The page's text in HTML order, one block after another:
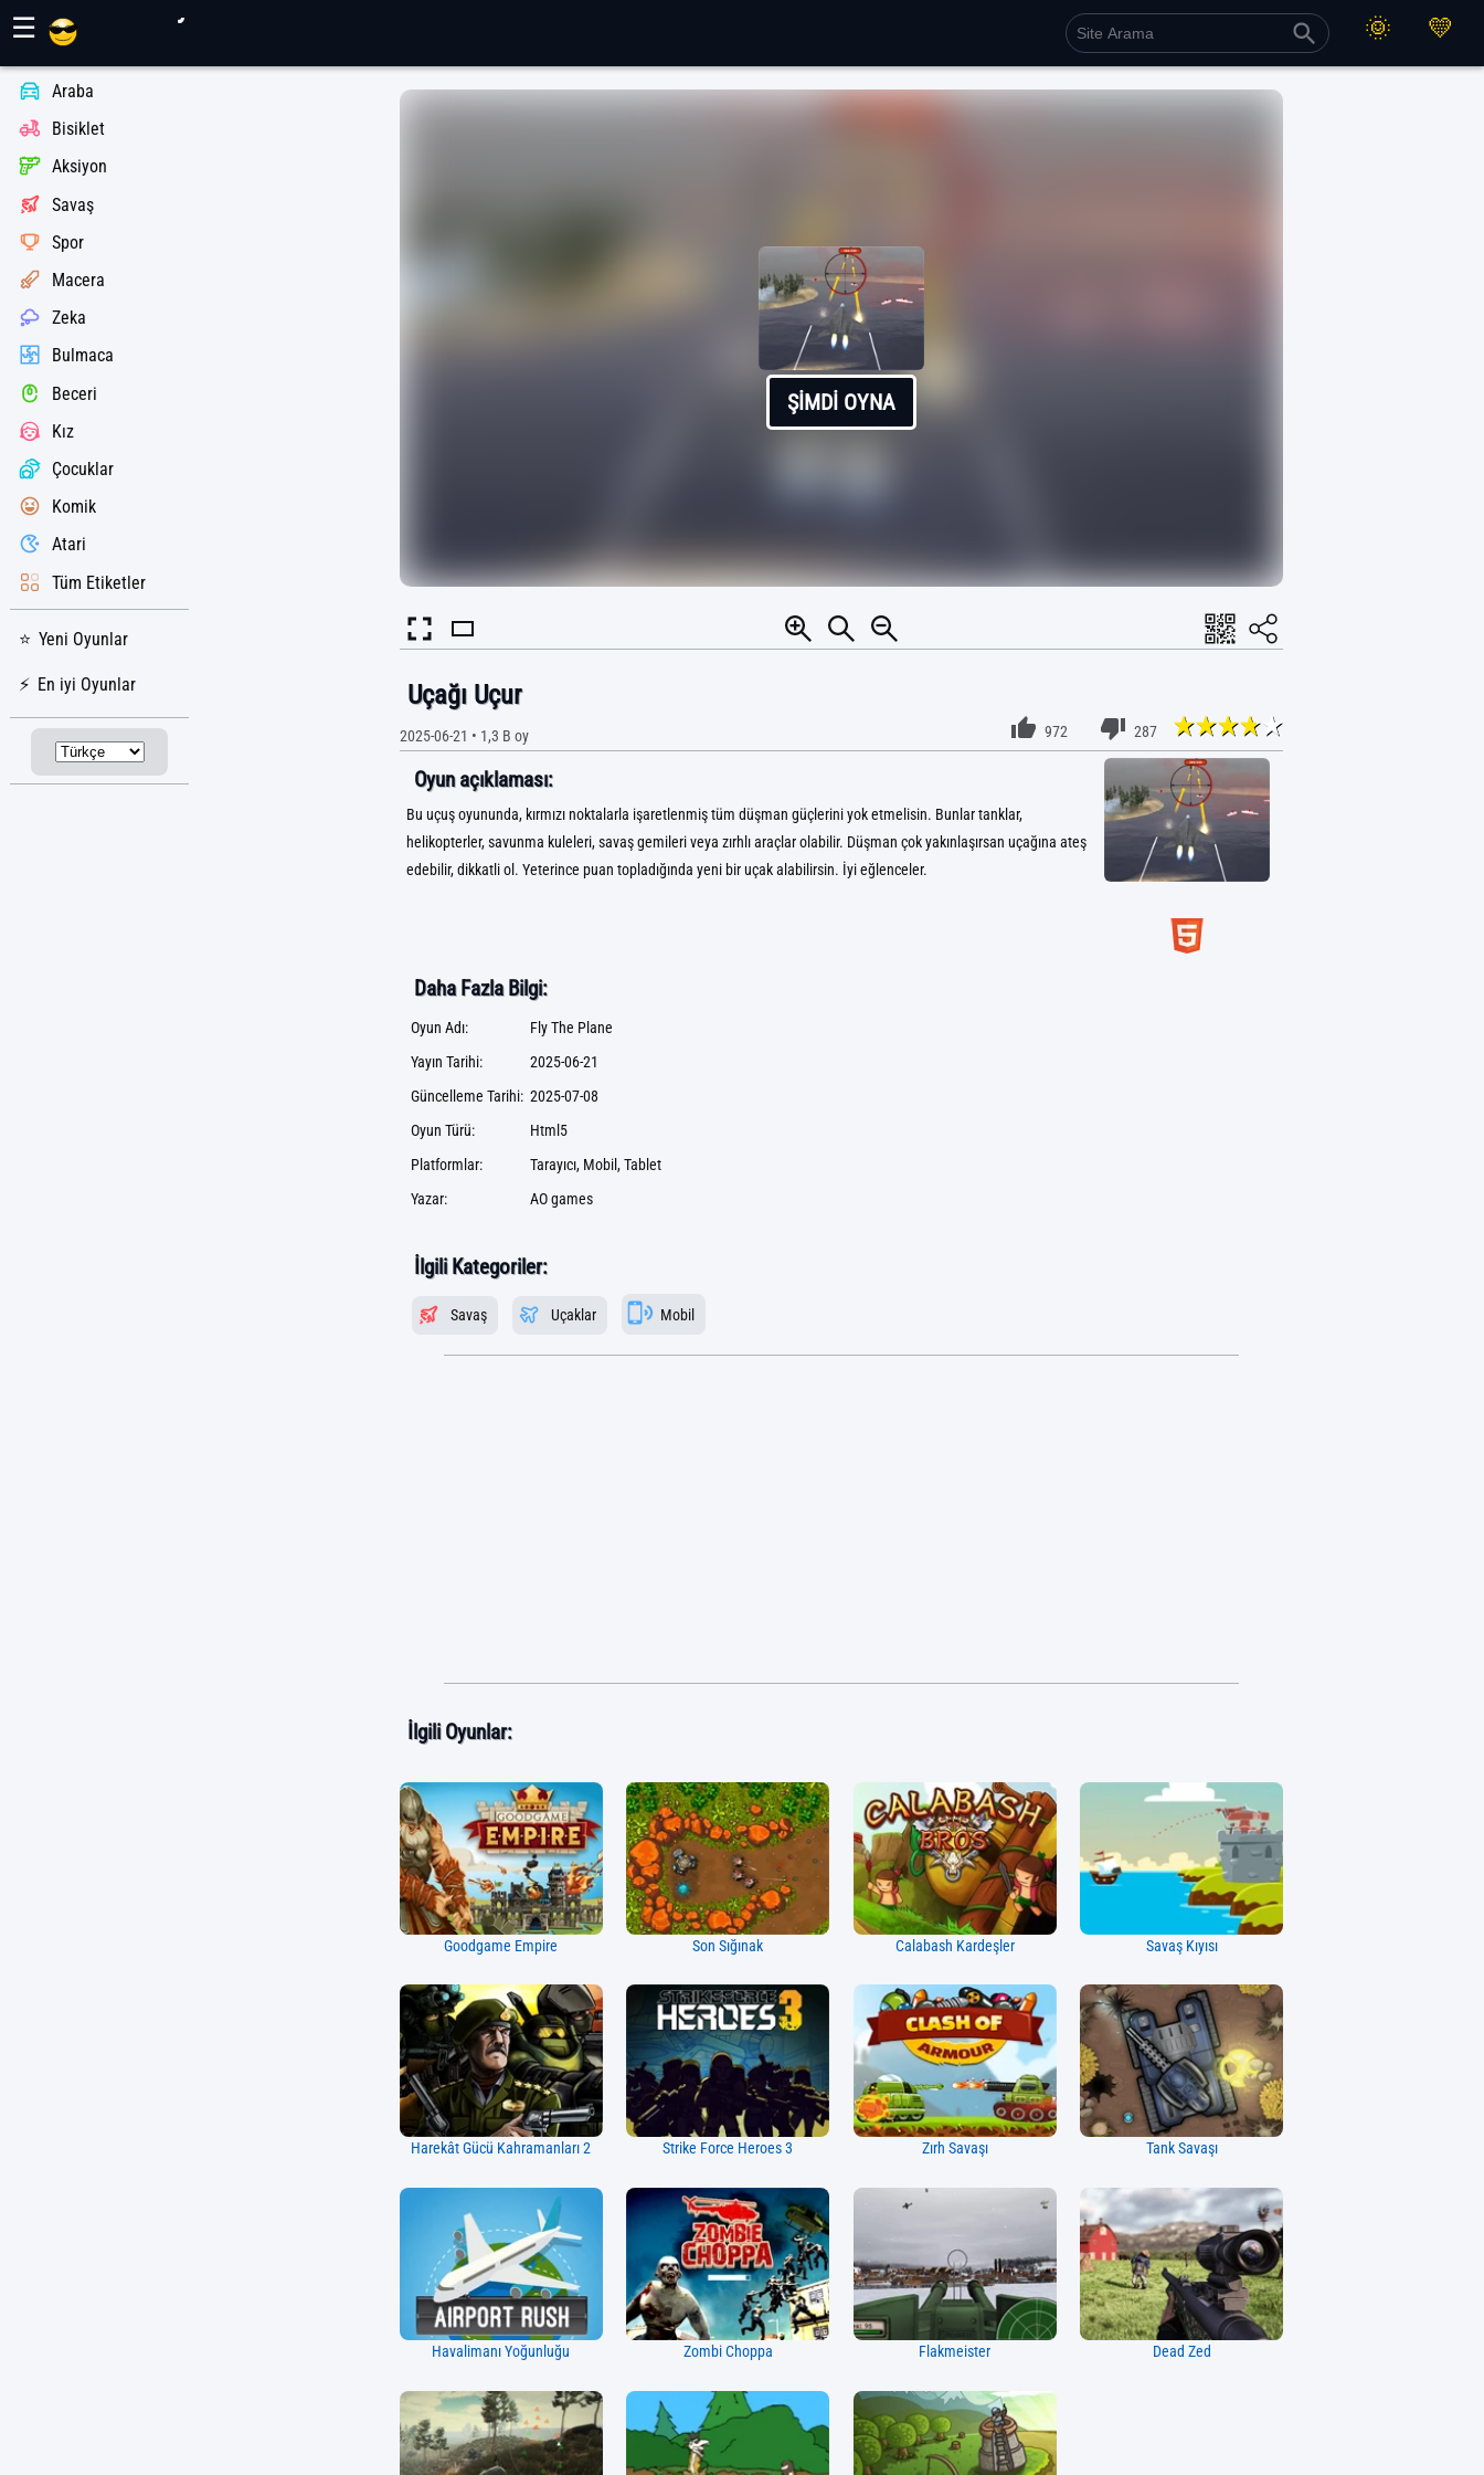
☰
Araba
Bisiklet
Aksiyon
Savaş
Spor
Macera
Zeka
Bulmaca
Beceri
Kız
Çocuklar
Komik
Atari
Tüm Etiketler
Yeni Oyunlar
En iyi Oyunlar
ŞIMDI OYNA
Uçağı Uçur
2025-06-21 • 1,3 B oy 972 287
Oyun açıklaması:
Bu uçuş oyununda, kırmızı noktalarla işaretlenmiş tüm düşman güçlerini yok etmelisin. Bunlar tanklar,
helikopterler, savunma kuleleri, savaş gemileri veya zırhlı araçlar olabilir. Düşman çok yakınlaşırsan uçağına ateş
edebilir, dikkatli ol. Yeterince puan topladığında yeni bir uçak alabilirsin. İyi eğlenceler.
Daha Fazla Bilgi:
Oyun Adı:
Fly The Plane
Yayın Tarihi:
2025-06-21
Güncelleme Tarihi: 2025-07-08
Oyun Türü:
Html5
Platformlar:
Tarayıcı, Mobil, Tablet
Yazar:
AO games
İlgili Kategoriler:
Savaş Uçaklar Mobil
İlgili Oyunlar:
Goodgame Empire Son Sığınak Calabash Kardeşler Savaş Kıyısı
Harekât Gücü Kahramanları 2 Strike Force Heroes 3 Zırh Savaşı Tank Savaşı
Havalimanı Yoğunluğu Zombi Choppa Flakmeister Dead Zed